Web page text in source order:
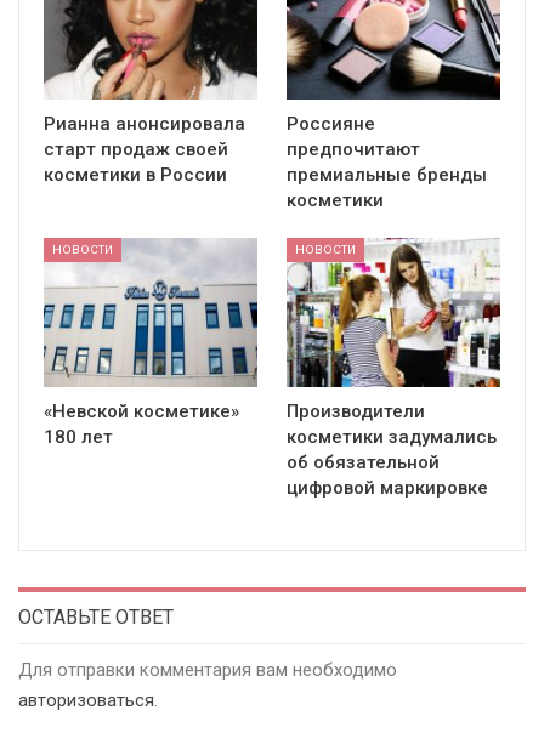
Рианна анонсировала
старт продаж своей
косметики в России
Россияне
предпочитают
премиальные бренды
косметики
НОВОСТИ
«Невской косметике»
180 лет
НОВОСТИ
Производители
косметики задумались
об обязательной
цифровой маркировке
ОСТАВЬТЕ ОТВЕТ
Для отправки комментария вам необходимо
авторизоваться.